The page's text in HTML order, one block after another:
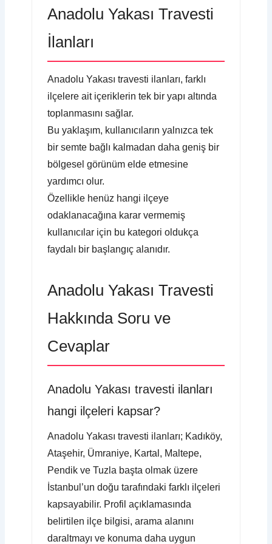
Anadolu Yakası Travesti
İlanları
Anadolu Yakası travesti ilanları, farklı
ilçelere ait içeriklerin tek bir yapı altında
toplanmasını sağlar.
Bu yaklaşım, kullanıcıların yalnızca tek
bir semte bağlı kalmadan daha geniş bir
bölgesel görünüm elde etmesine
yardımcı olur.
Özellikle henüz hangi ilçeye
odaklanacağına karar vermemiş
kullanıcılar için bu kategori oldukça
faydalı bir başlangıç alanıdır.
Anadolu Yakası Travesti
Hakkında Soru ve
Cevaplar
Anadolu Yakası travesti ilanları
hangi ilçeleri kapsar?
Anadolu Yakası travesti ilanları; Kadıköy,
Ataşehir, Ümraniye, Kartal, Maltepe,
Pendik ve Tuzla başta olmak üzere
İstanbul’un doğu tarafındaki farklı ilçeleri
kapsayabilir. Profil açıklamasında
belirtilen ilçe bilgisi, arama alanını
daraltmayı ve konuma daha uygun